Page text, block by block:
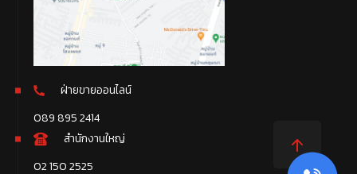
ฝ่ายขายออนไลน์
089 895 2414
สำนักงานใหญ่
02 150 2525